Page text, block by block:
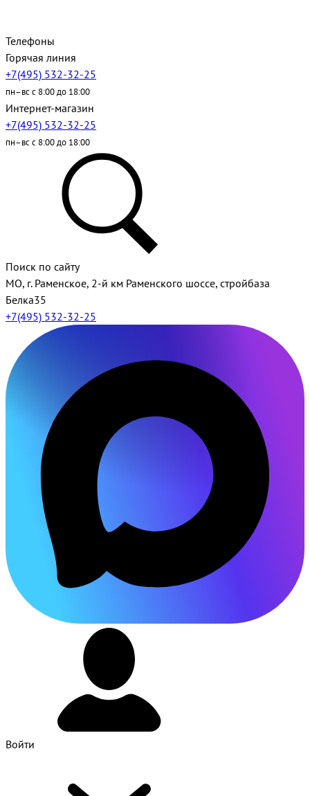
Телефоны
Горячая линия
+7(495) 532-32-25
пн–вс с 8:00 до 18:00
Интернет-магазин
+7(495) 532-32-25
пн–вс с 8:00 до 18:00
Поиск по сайту
МО, г. Раменское, 2-й км Раменского шоссе, стройбаза
Белка35
+7(495) 532-32-25
Войти